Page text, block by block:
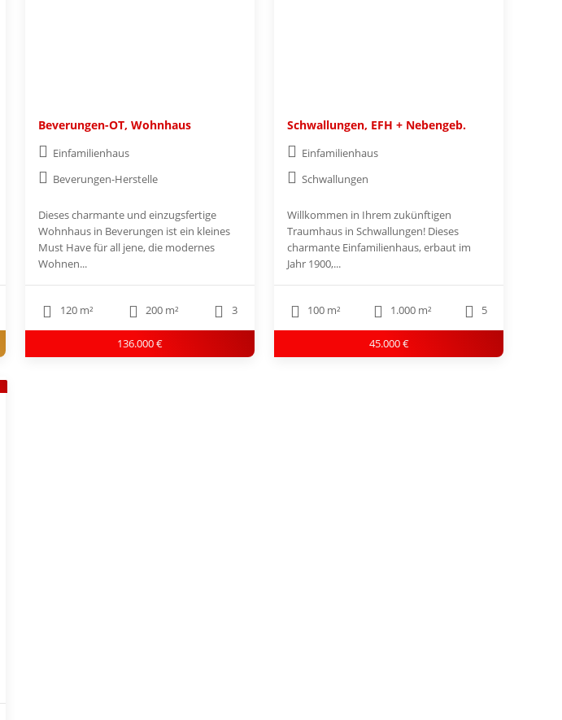
Beverungen-OT, Wohnhaus
Einfamilienhaus
Beverungen-Herstelle
Dieses charmante und einzugsfertige
Wohnhaus in Beverungen ist ein kleines
Must Have für all jene, die modernes
Wohnen...
120 m² 200 m² 3
136.000 €
Schwallungen, EFH + Nebengeb.
Einfamilienhaus
Schwallungen
Willkommen in Ihrem zukünftigen
Traumhaus in Schwallungen! Dieses
charmante Einfamilienhaus, erbaut im
Jahr 1900,...
100 m² 1.000 m² 5
45.000 €